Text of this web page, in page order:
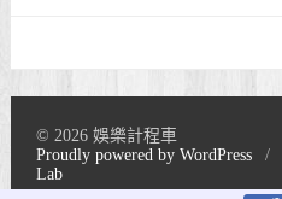
© 2026 娛樂計程車
Proudly powered by WordPress
/
Lab